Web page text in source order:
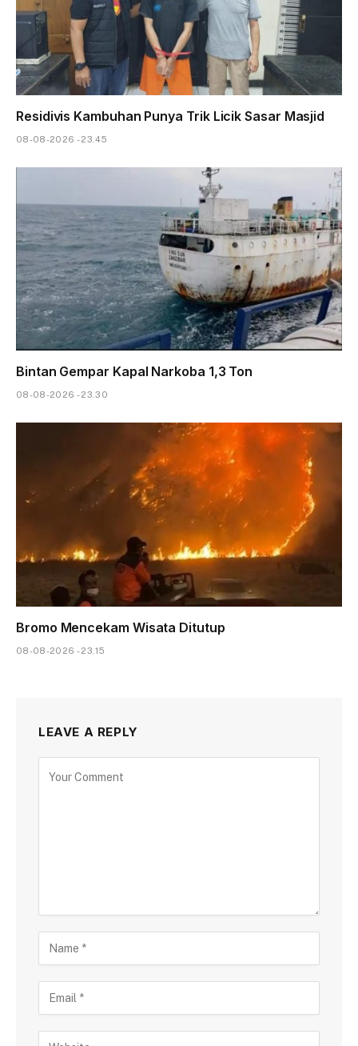
Residivis Kambuhan Punya Trik Licik Sasar Masjid
08-08-2026 - 23.45
Bintan Gempar Kapal Narkoba 1,3 Ton
08-08-2026 - 23.30
Bromo Mencekam Wisata Ditutup
08-08-2026 - 23.15
LEAVE A REPLY